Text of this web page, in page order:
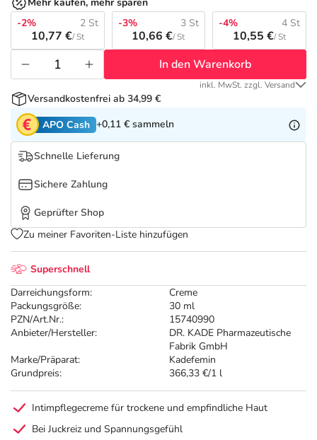
Tierapotheke
Vitamine & Mineralstoffe
Marken
Salus Deals
Superschnell
Darreichungsform:
Creme
Packungsgröße:
30 ml
PZN/Art.Nr.:
15740990
Anbieter/Hersteller:
DR. KADE Pharmazeutische
Fabrik GmbH
Marke/Präparat:
Kadefemin
Grundpreis:
366,33 €/1 l
-2%
2 St
10,77 €/ St
-3% 3 St
10,66 €/ St
-4% 4 St
10,55 €/ St
In den Warenkorb
inkl. MwSt. zzgl. Versand
Versandkostenfrei ab 34,99 €
APO Cash +0,11 € sammeln
Schnelle Lieferung
Sichere Zahlung
Geprüfter Shop
Zu meiner Favoriten-Liste hinzufügen
Intimpflegecreme für trockene und empfindliche Haut
Bei Juckreiz und Spannungsgefühl